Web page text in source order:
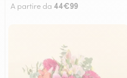
A partire da 44€99